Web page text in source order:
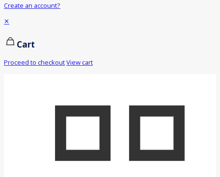
Create an account?
✕
Cart
Proceed to checkoutView cart